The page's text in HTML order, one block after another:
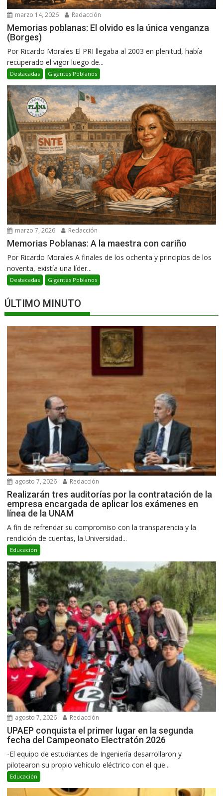
marzo 14, 2026 Redacción
Memorias poblanas: El olvido es la única venganza
(Borges)
Por Ricardo Morales El PRI llegaba al 2003 en plenitud, había
recuperado el vigor luego de...
Destacadas Gigantes Poblanos
marzo 7, 2026 Redacción
Memorias Poblanas: A la maestra con cariño
Por Ricardo Morales A finales de los ochenta y principios de los
noventa, existía una líder...
Destacadas Gigantes Poblanos
ÚLTIMO MINUTO
agosto 7, 2026 Redacción
Realizarán tres auditorías por la contratación de la
empresa encargada de aplicar los exámenes en
línea de la UNAM
A fin de refrendar su compromiso con la transparencia y la
rendición de cuentas, la Universidad...
Educación
agosto 7, 2026 Redacción
UPAEP conquista el primer lugar en la segunda
fecha del Campeonato Electratón 2026
-El equipo de estudiantes de Ingeniería desarrollaron y
pilotearon su propio vehículo eléctrico con el que...
Educación